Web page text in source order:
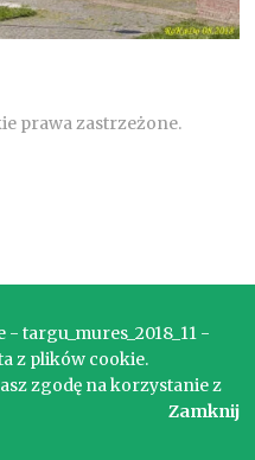
prawa zastrzeżone.
targu_mures_2018_11 -
z plików cookie.
zgodę na korzystanie z
Zamknij